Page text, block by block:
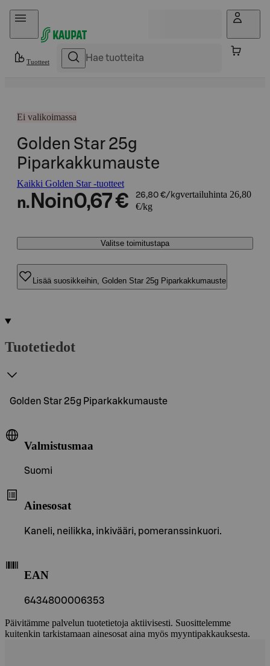
Hyppää sisältöön
Tuotteet
Ei valikoimassa
Golden Star 25g
Piparkakkumauste
Kaikki Golden Star -tuotteet
n. Noin0,67 € 26,80 €/kgvertailuhinta 26,80
€/kg
Valitse toimitustapa
Lisää suosikkeihin, Golden Star 25g Piparkakkumauste
Tuotetiedot
Golden Star 25g Piparkakkumauste
Valmistusmaa
Suomi
Ainesosat
Kaneli, neilikka, inkivääri, pomeranssinkuori.
EAN
6434800006353
Päivitämme palvelun tuotetietoja aktiivisesti. Suosittelemme
kuitenkin tarkistamaan ainesosat aina myös myyntipakkauksesta.